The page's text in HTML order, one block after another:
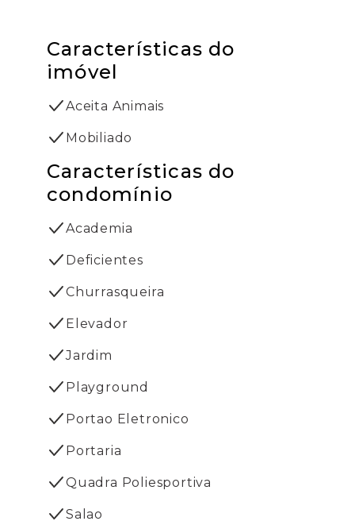
Características do
imóvel
Aceita Animais
Mobiliado
Características do
condomínio
Academia
Deficientes
Churrasqueira
Elevador
Jardim
Playground
Portao Eletronico
Portaria
Quadra Poliesportiva
Salao